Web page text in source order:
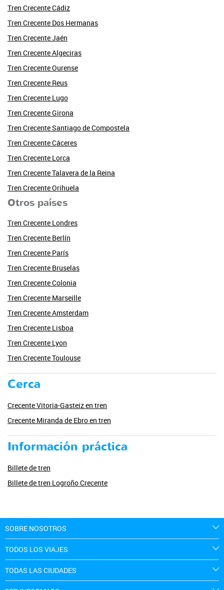
Tren Crecente Cádiz
Tren Crecente Dos Hermanas
Tren Crecente Jaén
Tren Crecente Algeciras
Tren Crecente Ourense
Tren Crecente Reus
Tren Crecente Lugo
Tren Crecente Girona
Tren Crecente Santiago de Compostela
Tren Crecente Cáceres
Tren Crecente Lorca
Tren Crecente Talavera de la Reina
Tren Crecente Orihuela
Otros países
Tren Crecente Londres
Tren Crecente Berlín
Tren Crecente París
Tren Crecente Bruselas
Tren Crecente Colonia
Tren Crecente Marseille
Tren Crecente Amsterdam
Tren Crecente Lisboa
Tren Crecente Lyon
Tren Crecente Toulouse
Cerca
Crecente Vitoria-Gasteiz en tren
Crecente Miranda de Ebro en tren
Información práctica
Billete de tren
Billete de tren Logroño Crecente
SOBRE NOSOTROS
TODOS LOS VIAJES
TODAS LAS CIUDADES